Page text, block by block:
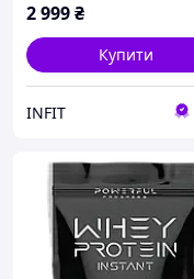
2 999₴
Купити
INFIT